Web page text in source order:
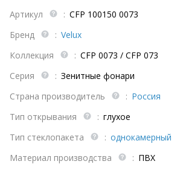
Артикул
: CFP 100150 0073
Бренд
: Velux
Коллекция
: CFP 0073 / CFP 073
Серия
: Зенитные фонари
Страна производитель
: Россия
Тип открывания
: глухое
Тип стеклопакета
: однокамерный
Материал производства
: ПВХ